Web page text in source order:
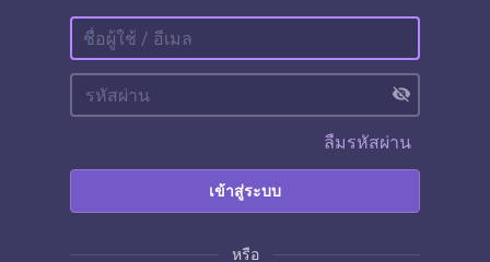
visibility_off
ลืมรหัสผ่าน
เข้าสู่ระบบ
หรือ